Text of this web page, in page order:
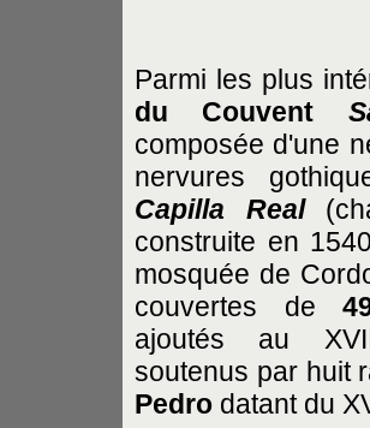
Parmi les plus
du Couvent
composée d'une
nervures
Capilla Real
construite en
mosquée de
couvertes de
ajoutés au
soutenus par huit
Pedro datant du